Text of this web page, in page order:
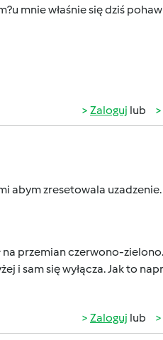
mnie właśnie się dziś
Zaloguj lub
abym zresetowala
na przemian czerwono-
i sam się wyłącza. Jak to
Zaloguj lub